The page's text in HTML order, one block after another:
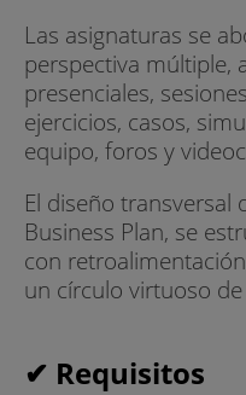
Las asignaturas se
perspectiva múltiple,
presenciales,
ejercicios, casos,
equipo, foros y
El diseño transversal
Business Plan, se
con
un círculo virtuoso
✔ Requisitos